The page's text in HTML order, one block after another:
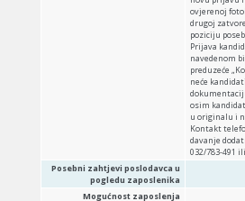
Posebni zahtjevi poslodavca u
pogledu zaposlenika
Mogućnost zaposlenja